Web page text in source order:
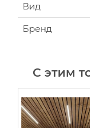
Вид
Бренд
С этим